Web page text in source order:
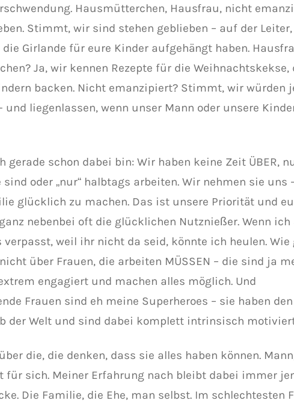
Hausmütterchen, Hausfrau, nicht
Stimmt, wir sind stehen geblieben – auf der
Girlande für eure Kinder aufgehängt haben.
Ja, wir kennen Rezepte für die Weihnachtskekse,
backen. Nicht emanzipiert? Stimmt, wir würden
und liegenlassen, wenn unser Mann oder unsere
gerade schon dabei bin: Wir haben keine Zeit ÜBER,
oder „nur“ halbtags arbeiten. Wir nehmen sie uns
glücklich zu machen. Das ist unsere Priorität und
nebenbei oft die glücklichen Nutznießer. Wenn ich
verpasst, weil ihr nicht da seid, könnte ich heulen. Wie
über Frauen, die arbeiten MÜSSEN – die sind ja
engagiert und machen alles möglich. Und
Frauen sind eh meine Superheroes – sie haben den
der Welt und sind dabei komplett intrinsisch
die, die denken, dass sie alles haben können.
für sich. Meiner Erfahrung nach bleibt dabei immer
Die Familie, die Ehe, man selbst. Im schlechtesten